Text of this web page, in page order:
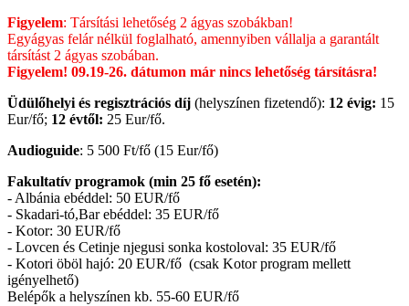
Figyelem: Társítási lehetőség 2 ágyas szobákban!
Egyágyas felár nélkül foglalható, amennyiben vállalja a garantált
társítást 2 ágyas szobában.
Figyelem! 09.19-26. dátumon már nincs lehetőség társításra!
Üdülőhelyi és regisztrációs díj (helyszínen fizetendő): 12 évig: 15
Eur/fő; 12 évtől: 25 Eur/fő.
Audioguide: 5 500 Ft/fő (15 Eur/fő)
Fakultatív programok (min 25 fő esetén):
- Albánia ebéddel: 50 EUR/fő
- Skadari-tó,Bar ebéddel: 35 EUR/fő
- Kotor: 30 EUR/fő
- Lovcen és Cetinje njegusi sonka kostoloval: 35 EUR/fő
- Kotori öböl hajó: 20 EUR/fő (csak Kotor program mellett
igényelhető)
Belépők a helyszínen kb. 55-60 EUR/fő